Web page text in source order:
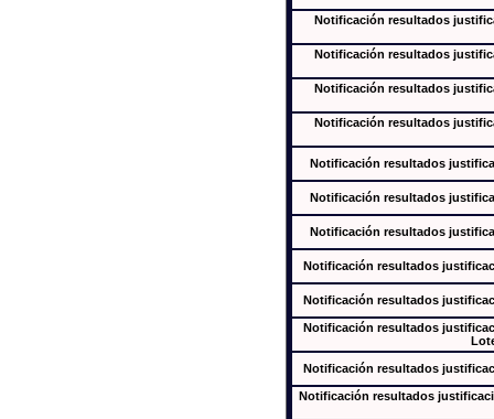
Notificación resultados
Notificación resultados
Notificación resultados
Notificación resultados
Notificación resultados
Notificación resultados
Notificación resultados
Notificación resultados
Notificación resultados
Notificación resultados
Notificación resultados
Notificación resultados